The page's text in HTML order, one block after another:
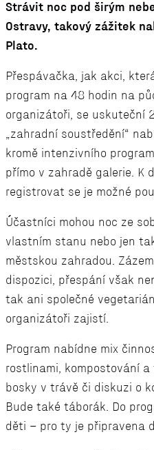
Strávit noc pod širým
Ostravy, takový zážitek
Plato.
Přespávačka, jak akci,
program na 48 hodin na
organizátoři, se uskuteční
„zahradní soustředění“
kromě intenzivního
přímo v zahradě galerie. K
registrovat se je možné
Účastníci mohou noc ze
vlastním stanu nebo jen
městskou zahradou.
dispozici, přespání však
tak ani společné
organizátoři zajistí.
Program nabídne mix
rostlinami, kompostování
bosky v trávě či diskuzi o
Bude také táborák. Do
děti – pro ty je připravena